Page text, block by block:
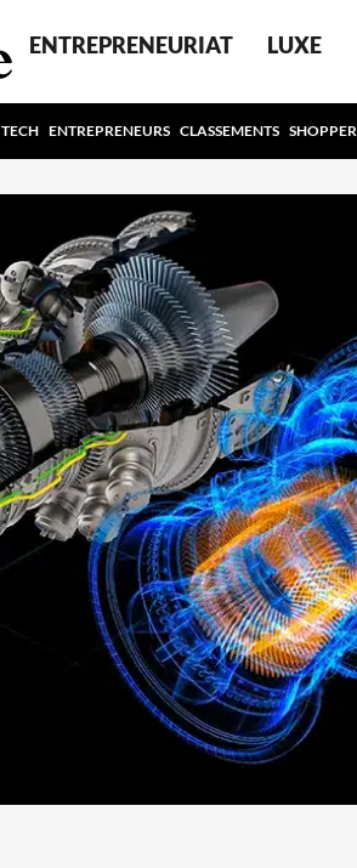
ENTREPRENEURIAT LUXE
TECH ENTREPRENEURS CLASSEMENTS SHOPPER